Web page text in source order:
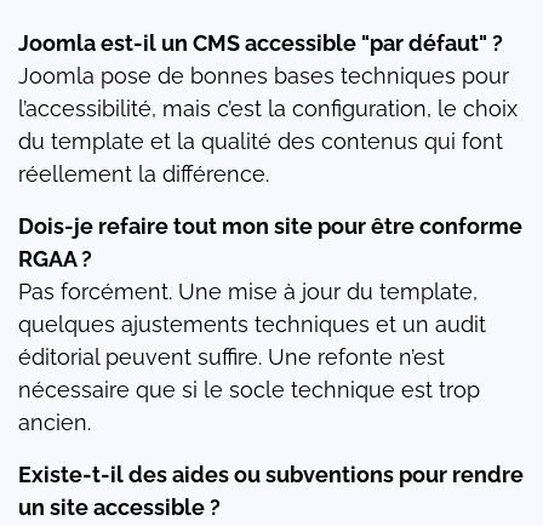
Joomla est-il un CMS accessible "par défaut" ?
Joomla pose de bonnes bases techniques pour
l’accessibilité, mais c’est la configuration, le choix
du template et la qualité des contenus qui font
réellement la différence.
Dois-je refaire tout mon site pour être conforme
RGAA ?
Pas forcément. Une mise à jour du template,
quelques ajustements techniques et un audit
éditorial peuvent suffire. Une refonte n’est
nécessaire que si le socle technique est trop
ancien.
Existe-t-il des aides ou subventions pour rendre
un site accessible ?